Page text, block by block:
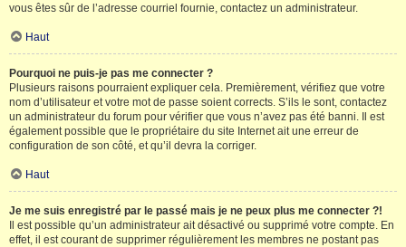
vous êtes sûr de l’adresse courriel fournie, contactez un administrateur.
Haut
Pourquoi ne puis-je pas me connecter ?
Plusieurs raisons pourraient expliquer cela. Premièrement, vérifiez que votre
nom d’utilisateur et votre mot de passe soient corrects. S’ils le sont, contactez
un administrateur du forum pour vérifier que vous n’avez pas été banni. Il est
également possible que le propriétaire du site Internet ait une erreur de
configuration de son côté, et qu’il devra la corriger.
Haut
Je me suis enregistré par le passé mais je ne peux plus me connecter ?!
Il est possible qu’un administrateur ait désactivé ou supprimé votre compte. En
effet, il est courant de supprimer régulièrement les membres ne postant pas